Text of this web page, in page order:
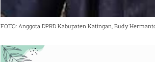
FOTO: Anggota DPRD Kabupaten Katingan, Budy